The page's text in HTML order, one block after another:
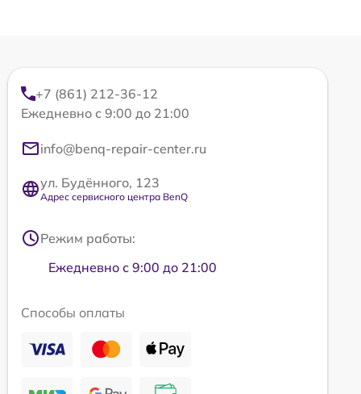
+7 (861) 212-36-12
Ежедневно с 9:00 до 21:00
info@benq-repair-center.ru
ул. Будённого, 123
Адрес сервисного центра BenQ
Режим работы:
Ежедневно с 9:00 до 21:00
Способы оплаты